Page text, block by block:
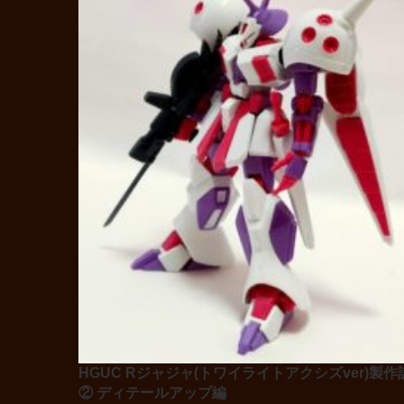
HGUC Rジャジャ(トワイライトアクシズver)製作
② ディテールアップ編